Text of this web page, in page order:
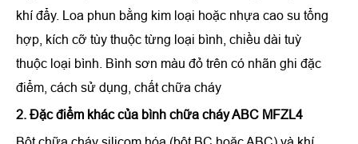
khí đẩy. Loa phun bằng kim loại hoặc nhựa cao su tổng
hợp, kích cỡ tùy thuộc từng loại bình, chiều dài tuỳ
thuộc loại bình. Bình sơn màu đỏ trên có nhãn ghi đặc
điểm, cách sử dụng, chất chữa cháy
2. Đặc điểm khác của bình chữa cháy ABC MFZL4